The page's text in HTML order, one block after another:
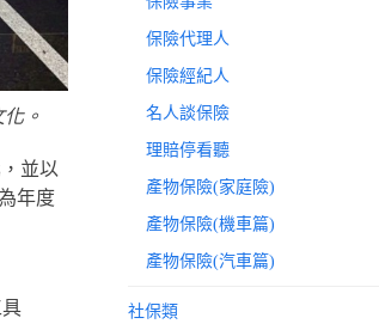
。
並以
年度
保險代理人
保險經紀人
名人談保險
理賠停看聽
產物保險(家庭險)
產物保險(機車篇)
產物保險(汽車篇)
社保類